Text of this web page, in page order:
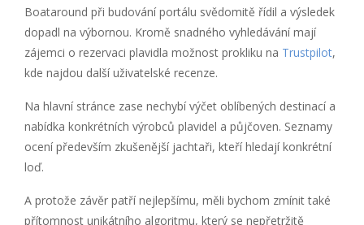
Boataround při budování portálu svědomitě řídil a výsledek
dopadl na výbornou. Kromě snadného vyhledávání mají
zájemci o rezervaci plavidla možnost prokliku na Trustpilot,
kde najdou další uživatelské recenze.
Na hlavní stránce zase nechybí výčet oblíbených destinací a
nabídka konkrétních výrobců plavidel a půjčoven. Seznamy
ocení především zkušenější jachtaři, kteří hledají konkrétní
loď.
A protože závěr patří nejlepšímu, měli bychom zmínit také
přítomnost unikátního algoritmu, který se nepřetržitě